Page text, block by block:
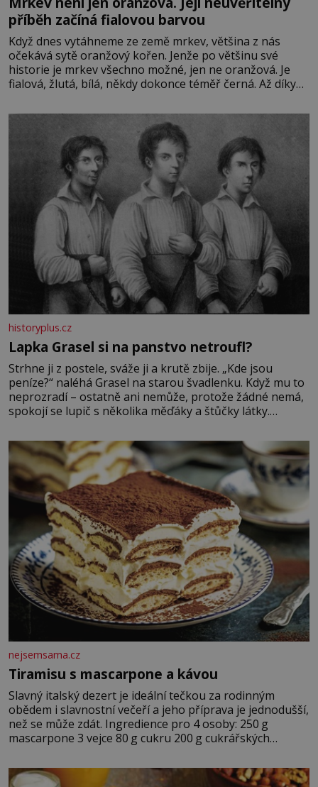
příběh začíná fialovou barvou
Když dnes vytáhneme ze země mrkev, většina z nás
očekává sytě oranžový kořen. Jenže po většinu své
historie je mrkev všechno možné, jen ne oranžová. Je
fialová, žlutá, bílá, někdy dokonce téměř černá. Až díky
bez které si českou zahradu ani nedokážeme představit.
historyplus.cz
Lapka Grasel si na panstvo netroufl?
Strhne ji z postele, sváže ji a krutě zbije. „Kde jsou
peníze?“ naléhá Grasel na starou švadlenku. Když mu to
neprozradí – ostatně ani nemůže, protože žádné nemá,
spokojí se lupič s několika měďáky a štůčky látky.
krutý. Jeho činy budí hrůzu ještě dlouho po jeho smrti
nejsemsama.cz
Tiramisu s mascarpone a kávou
Slavný italský dezert je ideální tečkou za rodinným
obědem i slavnostní večeří a jeho příprava je jednodušší,
než se může zdát. Ingredience pro 4 osoby: 250 g
mascarpone 3 vejce 80 g cukru 200 g cukrářských
posypání Postup: Oddělte žloutky od bílků. Žloutky
vyšlehejte s cukrem do světlé pěny a postupně do nich